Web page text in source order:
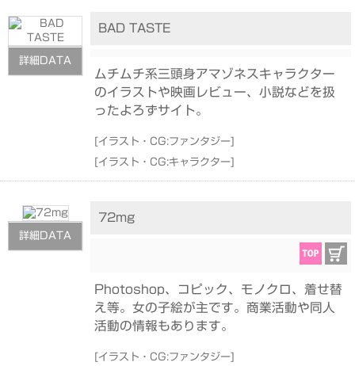
詳細DATA
BAD TASTE
ムチムチ系三頭身アマゾネスキャラクター
のイラストや映画レビュー、小説などを扱
ったよろずサイト。
[イラスト・CG:ファンタジー]
[イラスト・CG:キャラクター]
詳細DATA
72mg
Photoshop、コピック、モノクロ、着せ替
え等。女の子絵が主です。商業活動や同人
活動の情報もあります。
[イラスト・CG:ファンタジー]